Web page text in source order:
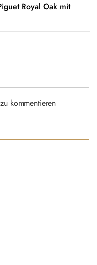
Royal Oak mit
kommentieren